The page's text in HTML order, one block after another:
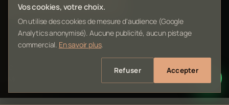
Envoyer mon matériel
L'Atelier Electro Reims — SIRET 10261022700013
Vos cookies, votre choix.
On utilise des cookies de mesure d'audience (Google
Analytics anonymisé). Aucune publicité, aucun pistage
commercial. En savoir plus.
Refuser Accepter